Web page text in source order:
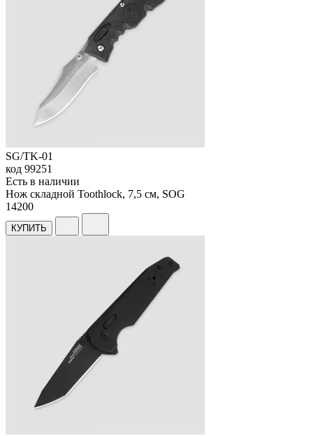
SG/TK-01
код 99251
Есть в наличии
Нож складной Toothlock, 7,5 см, SOG
14200
КУПИТЬ